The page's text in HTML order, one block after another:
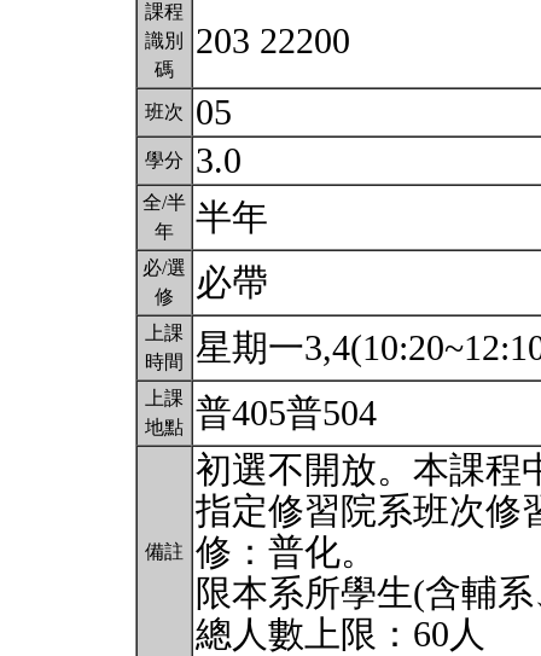
課程
識別
碼
203 22200
班次 05
學分 3.0
全/半
年
半年
必/選
修
必帶
上課
時間
星期一
上課
地點 普405普504
備註
初選不開放。本課程
指定修習院系班次修
修：普化。
限本系所學生(含輔
總人數上限：60人